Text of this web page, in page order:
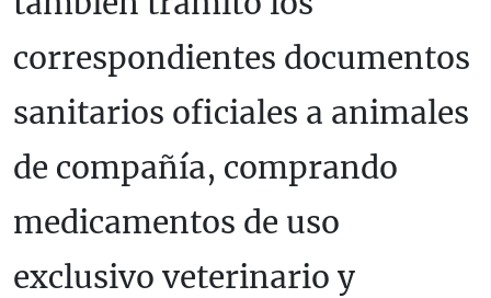
correspondientes documentos
sanitarios oficiales a animales
de compañía, comprando
medicamentos de uso
exclusivo veterinario y